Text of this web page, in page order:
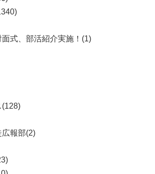
式、部活紹介実施！(1)
(128)
報部(2)